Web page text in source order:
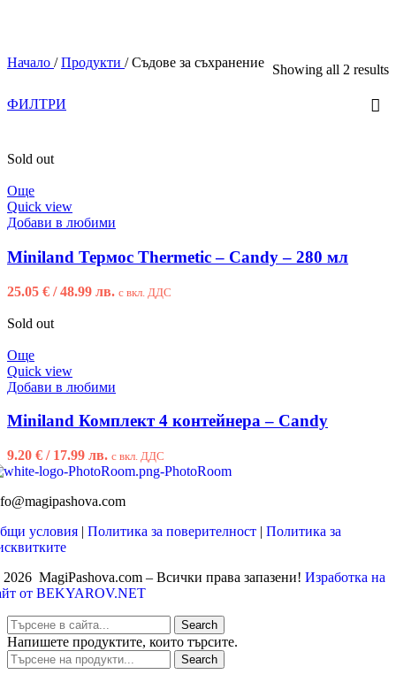
Начало / Продукти / Съдове за съхранение Showing all 2 results
ФИЛТРИ
Sold out
Още
Quick view
Добави в любими
Miniland Термос Thermetic – Candy – 280 мл
25.05 € / 48.99 лв. с вкл. ДДС
Sold out
Още
Quick view
Добави в любими
Miniland Комплект 4 контейнера – Candy
9.20 € / 17.99 лв. с вкл. ДДС
условия | Политика за поверителност | Политика за
MagiPashova.com – Всички права запазени! Изработка на
от BEKYAROV.NET
Search
Напишете продуктите, които търсите.
Search